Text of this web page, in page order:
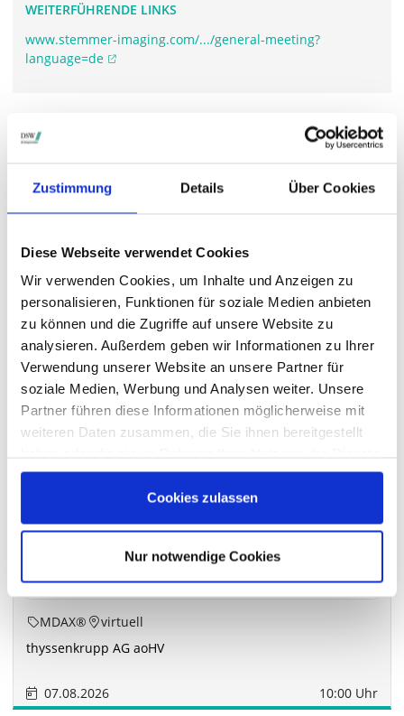
Zustimmung Details Über Cookies
Diese Webseite verwendet Cookies
Wir verwenden Cookies, um Inhalte und Anzeigen zu
personalisieren, Funktionen für soziale Medien anbieten
zu können und die Zugriffe auf unsere Website zu
analysieren. Außerdem geben wir Informationen zu Ihrer
Verwendung unserer Website an unsere Partner für
soziale Medien, Werbung und Analysen weiter. Unsere
Partner führen diese Informationen möglicherweise mit
weiteren Daten zusammen, die Sie ihnen bereitgestellt
gesammelt haben.
Cookies zulassen
Nur notwendige Cookies
WEITERFÜHRENDE LINKS
www.stemmer-imaging.com/.../general-meeting?
language=de
STIMMRECHTSVERTRETUNG DURCH DIE DSW
wichtigen Hauptversammlungen in Deutschland.
archiv.hauptversammlung.de
Die nächsten Termine
MDAX®
virtuell
thyssenkrupp AG aoHV
07.08.2026 10:00 Uhr